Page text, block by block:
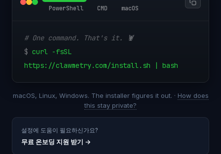
PowerShell
CMD macOS
# One command. That's it. 🦞
$ curl -fsSL
https://clawmetry.com/install.sh | bash
macOS, Linux, Windows. The installer figures it out. · How does
this stay private?
설정에 도움이 필요하신가요?
무료 온보딩 지원 받기 →